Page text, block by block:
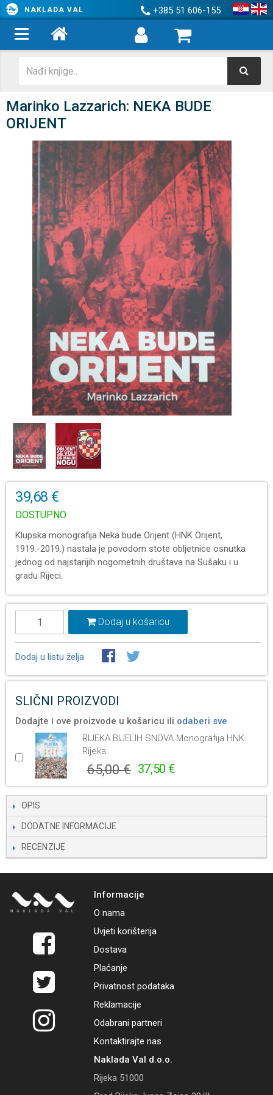
NAKLADA VAL +385 51 606-155
Marinko Lazzarich: NEKA BUDE
ORIJENT
39,68 €
DOSTUPNO
Klupska monografija Neka bude Orijent (HNK Orijent,
1919.-2019.) nastala je povodom stote obljetnice osnutka
jednog od najstarijih nogometnih društava na Sušaku i u
gradu Rijeci.
Dodaj u košaricu
Dodaj u listu želja
SLIČNI PROIZVODI
Dodajte i ove proizvode u košaricu ili odaberi sve
RIJEKA BIJELIH SNOVA Monografija HNK
Rijeka
65,00 € 37,50 €
OPIS
DODATNE INFORMACIJE
RECENZIJE
Informacije
O nama
Uvjeti korištenja
Dostava
Plaćanje
Privatnost podataka
Reklamacije
Odabrani partneri
Kontaktirajte nas
Naklada Val d.o.o.
Rijeka 51000